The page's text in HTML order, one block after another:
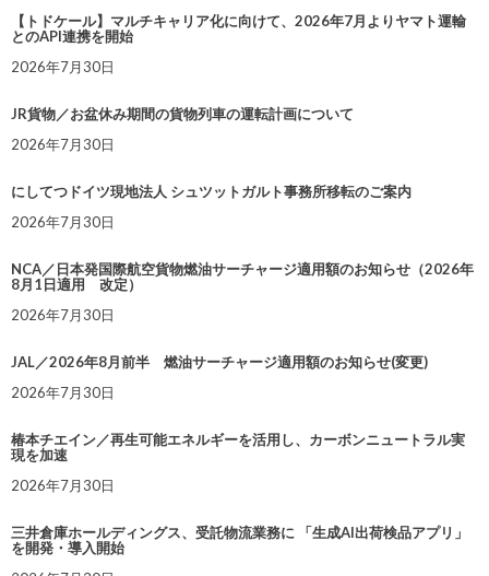
【トドケール】マルチキャリア化に向けて、2026年7月よりヤマト運輸
とのAPI連携を開始
2026年7月30日
JR貨物／お盆休み期間の貨物列車の運転計画について
2026年7月30日
にしてつドイツ現地法人 シュツットガルト事務所移転のご案内
2026年7月30日
NCA／日本発国際航空貨物燃油サーチャージ適用額のお知らせ（2026年
8月1日適用 改定）
2026年7月30日
JAL／2026年8月前半 燃油サーチャージ適用額のお知らせ(変更)
2026年7月30日
椿本チエイン／再生可能エネルギーを活用し、カーボンニュートラル実
現を加速
2026年7月30日
三井倉庫ホールディングス、受託物流業務に 「生成AI出荷検品アプリ」
を開発・導入開始